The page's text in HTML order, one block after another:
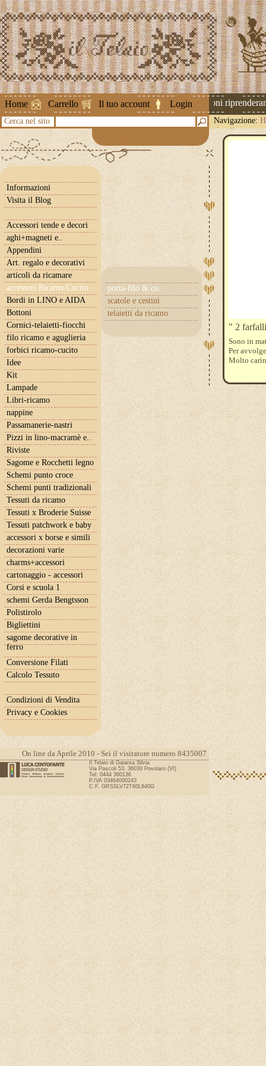
Home Carrello Il tuo account Login
Attenzione ! Le spedizioni
Cerca nel sito Navigazione:
riccetto
Informazioni
Visita il Blog
Accessori tende e decori
aghi+magneti e..
Appendini
Art. regalo e decorativi
articoli da ricamare
accessori Ricamo/Cucito
porta-filo & co.
scatole e cestini
telaietti da ricamo
Bordi in LINO e AIDA
Bottoni
Cornici-telaietti-fiocchi
filo ricamo e aguglieria
forbici ricamo-cucito
Idee
Kit
Lampade
Libri-ricamo
nappine
Passamanerie-nastri
Pizzi in lino-macramè e..
Riviste
Sagome e Rocchetti legno
Schemi punto croce
Schemi punti tradizionali
Tessuti da ricamo
Tessuti x Broderie Suisse
Tessuti patchwork e baby
accessori x borse e simili
decorazioni varie
charms+accessori
cartonaggio - accessori
Corsi e scuola 1
schemi Gerda Bengtsson
Polistirolo
Bigliettini
sagome decorative in
ferro
Conversione Filati
Calcolo Tessuto
Condizioni di Vendita
Privacy e Cookies
" 2
Sono in
Per
Molto
On line da Aprile 2010 - Sei il visitatore numero 8435007
Il Telaio di Gaiarsa Silvia
Via Pascoli 53, 36030 Povolaro (VI)
Tel: 0444 360136
P.IVA 03464000243
C.F. GRSSLV72T60L840G